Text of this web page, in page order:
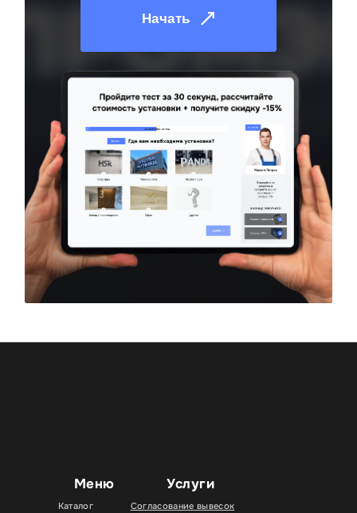
Начать
Меню
Каталог
Услуги
Согласование вывесок